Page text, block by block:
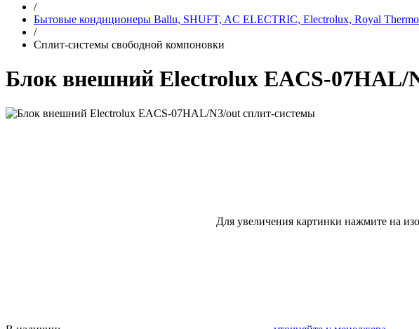
/
Бытовые кондиционеры Ballu, SHUFT, AC ELECTRIC, Electrolux, Royal Thermo
/
Сплит-системы свободной компоновки
Блок внешний Electrolux EACS-07HAL/
Для увеличения картинки нажмите на